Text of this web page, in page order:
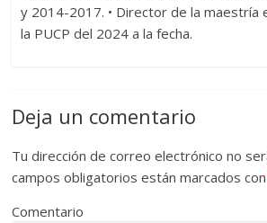
y 2014-2017. • Director de la maestría
la PUCP del 2024 a la fecha.
Deja un comentario
Tu dirección de correo electrónico no
campos obligatorios están marcados
Comentario